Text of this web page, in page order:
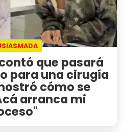
que pasará
para una cirugía
cómo se
arranca mi